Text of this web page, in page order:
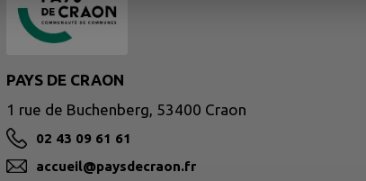
PAYS DE CRAON
1 rue de Buchenberg, 53400 Craon
02 43 09 61 61
accueil@paysdecraon.fr